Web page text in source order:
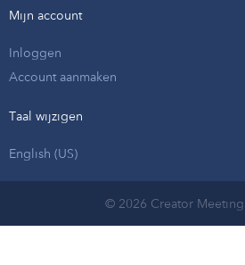
Mijn account
Inloggen
Account aanmaken
Taal wijzigen
English (US)
© 2026 Creator